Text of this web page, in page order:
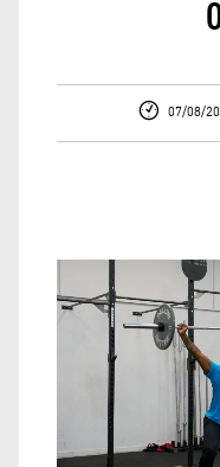
07/08/